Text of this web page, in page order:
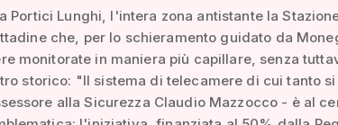
Portici Lunghi, l'intera zona antistante la
che, per lo schieramento guidato da
monitorate in maniera più capillare, senza
storico: "Il sistema di telecamere di cui tanto
alla Sicurezza Claudio Mazzocco - è al